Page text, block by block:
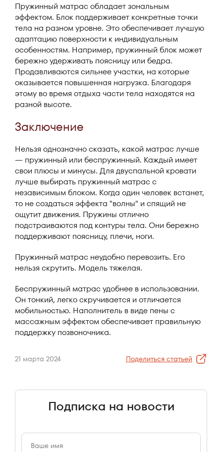
Пружинный матрас обладает зональным
эффектом. Блок поддерживает конкретные точки
тела на разном уровне. Это обеспечивает лучшую
адаптацию поверхности к индивидуальным
особенностям. Например, пружинный блок может
бережно удерживать поясницу или бедра.
Продавливаются сильнее участки, на которые
оказывается повышенная нагрузка. Благодаря
этому во время отдыха части тела находятся на
разной высоте.
Заключение
Нельзя однозначно сказать, какой матрас лучше
— пружинный или беспружинный. Каждый имеет
свои плюсы и минусы. Для двуспальной кровати
лучше выбирать пружинный матрас с
независимым блоком. Когда один человек встанет,
то не создаться эффекта "волны" и спящий не
ощутит движения. Пружины отлично
подстраиваются под контуры тела. Они бережно
поддерживают поясницу, плечи, ноги.
Пружинный матрас неудобно перевозить. Его
нельзя скрутить. Модель тяжелая.
Беспружинный матрас удобнее в использовании.
Он тонкий, легко скручивается и отличается
мобильностью. Наполнитель в виде пены с
массажным эффектом обеспечивает правильную
поддержку позвоночника.
21 марта 2024 Поделиться статьей
Подписка на новости